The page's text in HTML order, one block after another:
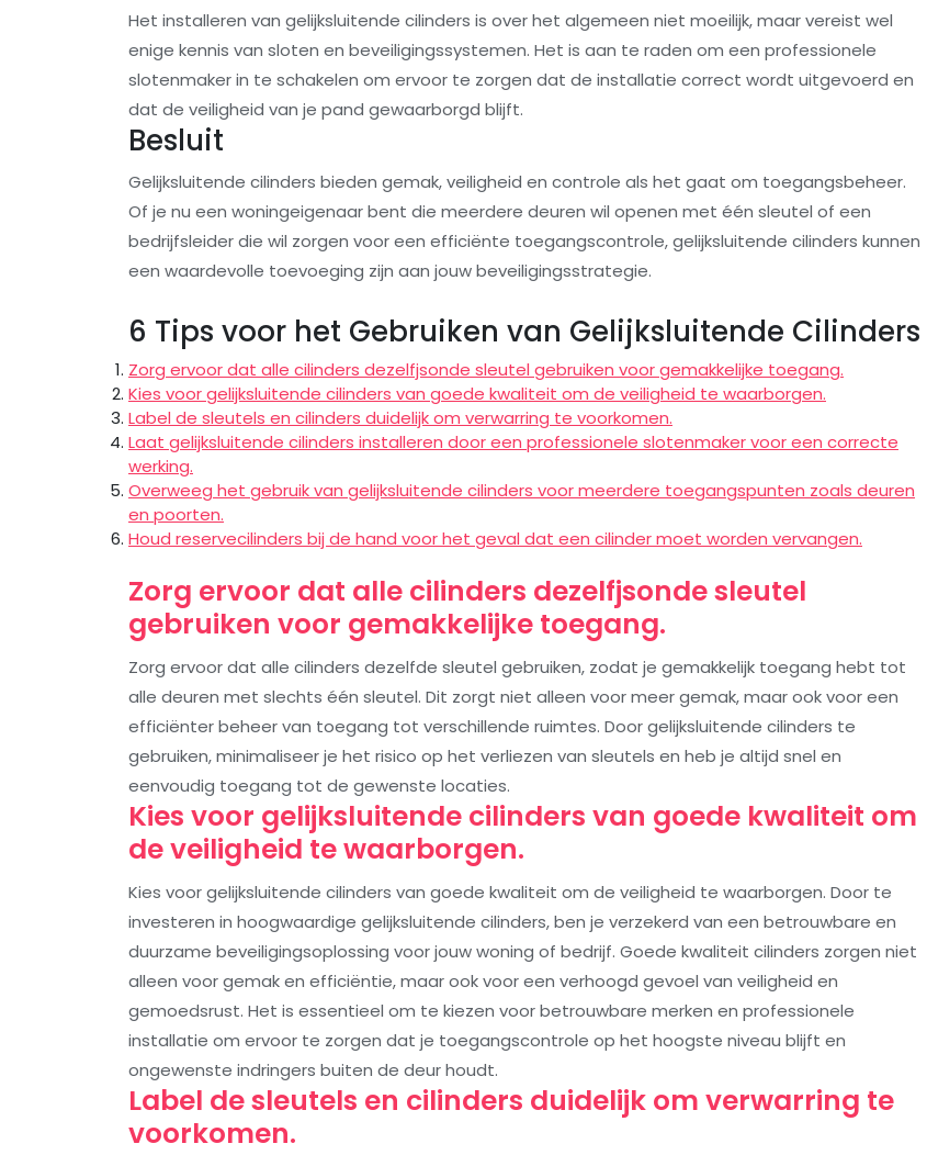
Het installeren van gelijksluitende cilinders is over het algemeen niet moeilijk, maar vereist wel
enige kennis van sloten en beveiligingssystemen. Het is aan te raden om een professionele
slotenmaker in te schakelen om ervoor te zorgen dat de installatie correct wordt uitgevoerd en
dat de veiligheid van je pand gewaarborgd blijft.
Besluit
Gelijksluitende cilinders bieden gemak, veiligheid en controle als het gaat om toegangsbeheer.
Of je nu een woningeigenaar bent die meerdere deuren wil openen met één sleutel of een
bedrijfsleider die wil zorgen voor een efficiënte toegangscontrole, gelijksluitende cilinders kunnen
een waardevolle toevoeging zijn aan jouw beveiligingsstrategie.
6 Tips voor het Gebruiken van Gelijksluitende Cilinders
Zorg ervoor dat alle cilinders dezelfjsonde sleutel gebruiken voor gemakkelijke toegang.
Kies voor gelijksluitende cilinders van goede kwaliteit om de veiligheid te waarborgen.
Label de sleutels en cilinders duidelijk om verwarring te voorkomen.
Laat gelijksluitende cilinders installeren door een professionele slotenmaker voor een correcte
werking.
Overweeg het gebruik van gelijksluitende cilinders voor meerdere toegangspunten zoals deuren
en poorten.
Houd reservecilinders bij de hand voor het geval dat een cilinder moet worden vervangen.
Zorg ervoor dat alle cilinders dezelfjsonde sleutel
gebruiken voor gemakkelijke toegang.
Zorg ervoor dat alle cilinders dezelfde sleutel gebruiken, zodat je gemakkelijk toegang hebt tot
alle deuren met slechts één sleutel. Dit zorgt niet alleen voor meer gemak, maar ook voor een
efficiënter beheer van toegang tot verschillende ruimtes. Door gelijksluitende cilinders te
gebruiken, minimaliseer je het risico op het verliezen van sleutels en heb je altijd snel en
eenvoudig toegang tot de gewenste locaties.
Kies voor gelijksluitende cilinders van goede kwaliteit om
de veiligheid te waarborgen.
Kies voor gelijksluitende cilinders van goede kwaliteit om de veiligheid te waarborgen. Door te
investeren in hoogwaardige gelijksluitende cilinders, ben je verzekerd van een betrouwbare en
duurzame beveiligingsoplossing voor jouw woning of bedrijf. Goede kwaliteit cilinders zorgen niet
alleen voor gemak en efficiëntie, maar ook voor een verhoogd gevoel van veiligheid en
gemoedsrust. Het is essentieel om te kiezen voor betrouwbare merken en professionele
installatie om ervoor te zorgen dat je toegangscontrole op het hoogste niveau blijft en
ongewenste indringers buiten de deur houdt.
Label de sleutels en cilinders duidelijk om verwarring te
voorkomen.